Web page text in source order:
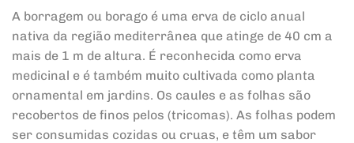
A borragem ou borago é uma erva de ciclo anual
nativa da região mediterrânea que atinge de 40 cm a
mais de 1 m de altura. É reconhecida como erva
medicinal e é também muito cultivada como planta
ornamental em jardins. Os caules e as folhas são
recobertos de finos pelos (tricomas). As folhas podem
ser consumidas cozidas ou cruas, e têm um sabor